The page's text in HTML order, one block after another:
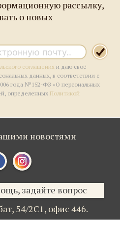
рассылку,
о новых
соглашения и даю своё
данных, в соответствии с
года №152-ФЗ «О персональных
определенныхПолитикой
новостями
задайте вопрос
54/2С1, офис 446.